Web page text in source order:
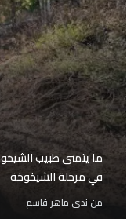
ما يتمنى طبيب
في مرحلة الشيخوخة
من ندى ماهر قاسم